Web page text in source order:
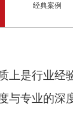
经典案例
上是行业经
与专业的深